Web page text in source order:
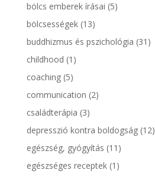
bölcs emberek írásai (5)
bölcsességek(13)
buddhizmus és pszichológia (31)
childhood (1)
coaching(5)
communication (2)
családterápia (3)
depresszió kontra boldogság(12)
egészség, gyógyítás (11)
egészséges receptek(1)